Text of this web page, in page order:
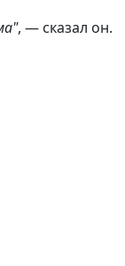
, — сказал он.